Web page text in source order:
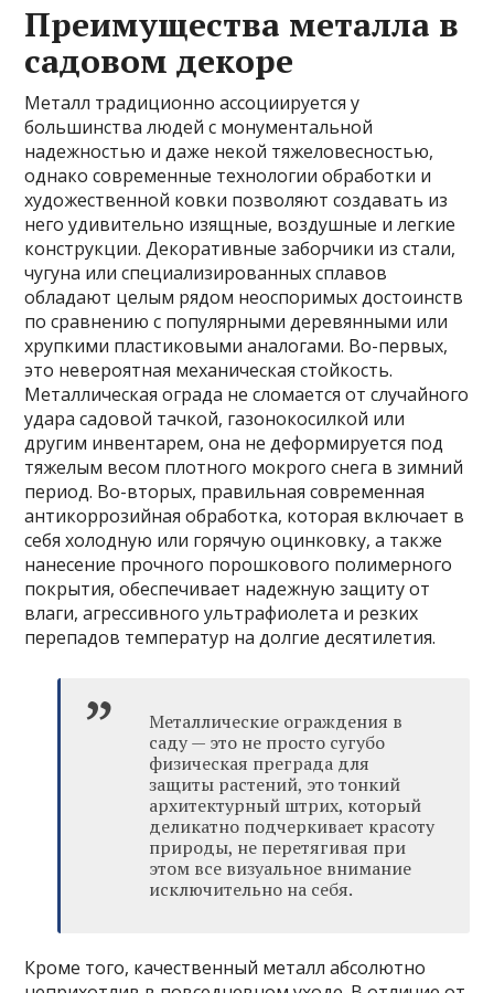
Преимущества металла в
садовом декоре
Металл традиционно ассоциируется у
большинства людей с монументальной
надежностью и даже некой тяжеловесностью,
однако современные технологии обработки и
художественной ковки позволяют создавать из
него удивительно изящные, воздушные и легкие
конструкции. Декоративные заборчики из стали,
чугуна или специализированных сплавов
обладают целым рядом неоспоримых достоинств
по сравнению с популярными деревянными или
хрупкими пластиковыми аналогами. Во-первых,
это невероятная механическая стойкость.
Металлическая ограда не сломается от случайного
удара садовой тачкой, газонокосилкой или
другим инвентарем, она не деформируется под
тяжелым весом плотного мокрого снега в зимний
период. Во-вторых, правильная современная
антикоррозийная обработка, которая включает в
себя холодную или горячую оцинковку, а также
нанесение прочного порошкового полимерного
покрытия, обеспечивает надежную защиту от
влаги, агрессивного ультрафиолета и резких
перепадов температур на долгие десятилетия.
Металлические ограждения в
саду — это не просто сугубо
физическая преграда для
защиты растений, это тонкий
архитектурный штрих, который
деликатно подчеркивает красоту
природы, не перетягивая при
этом все визуальное внимание
исключительно на себя.
Кроме того, качественный металл абсолютно